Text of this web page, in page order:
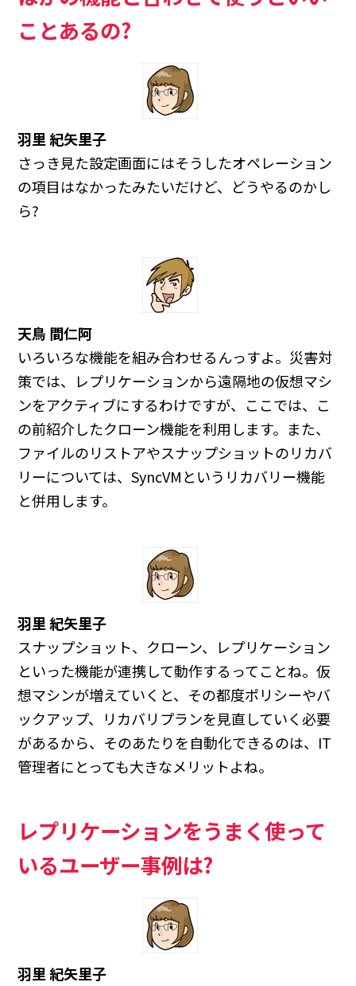
ことあるの?
羽里 紀矢里子
さっき見た設定画面にはそうしたオペレーション
の項目はなかったみたいだけど、どうやるのかし
ら?
天鳥 間仁阿
いろいろな機能を組み合わせるんっすよ。災害対
策では、レプリケーションから遠隔地の仮想マシ
ンをアクティブにするわけですが、ここでは、こ
の前紹介したクローン機能を利用します。また、
ファイルのリストアやスナップショットのリカバ
リーについては、SyncVMというリカバリー機能
と併用します。
羽里 紀矢里子
スナップショット、クローン、レプリケーション
といった機能が連携して動作するってことね。仮
想マシンが増えていくと、その都度ポリシーやバ
ックアップ、リカバリプランを見直していく必要
があるから、そのあたりを自動化できるのは、IT
管理者にとっても大きなメリットよね。
レプリケーションをうまく使って
いるユーザー事例は?
羽里 紀矢里子